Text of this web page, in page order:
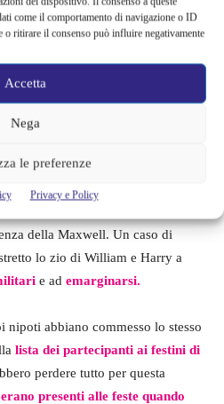
come il comportamento di navigazione o ID
o ritirare il consenso può influire negativamente
Accetta
Nega
le preferenze
Privacy e Policy
come lo zio
vittime di Epstein
anche delle prove. La Giuffre ha
e
del primo ha anche una
della Maxwell. Un caso di
lo zio di William e Harry a
e ad emarginarsi.
nipoti abbiano commesso lo stesso
lista dei partecipanti ai festini di
perdere tutto per questa
presenti alle feste quando